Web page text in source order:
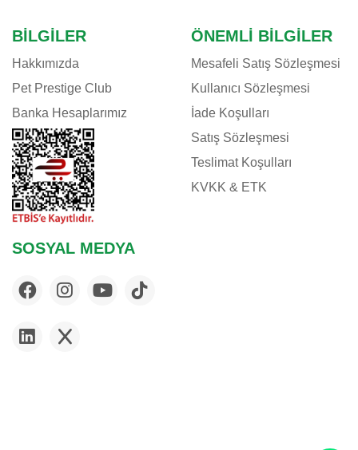
BILGILER
Hakkımızda
Pet Prestige Club
Banka Hesaplarımız
ÖNEMLI BILGILER
Mesafeli Satış Sözleşmesi
Kullanıcı Sözleşmesi
İade Koşulları
Satış Sözleşmesi
Teslimat Koşulları
KVKK & ETK
SOSYAL MEDYA